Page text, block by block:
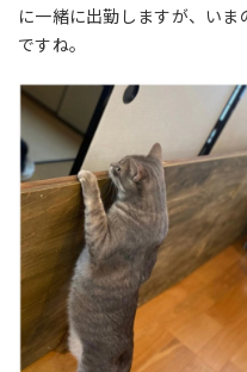
に一緒に出勤しますが、い
ですね。